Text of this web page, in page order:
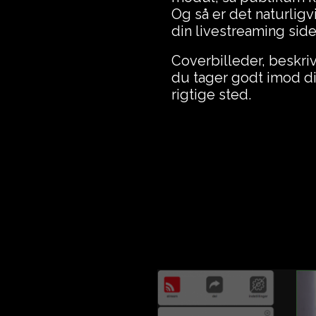
Og så er det
din livestreaming
Coverbilleder,
du tager godt imod
rigtige sted.